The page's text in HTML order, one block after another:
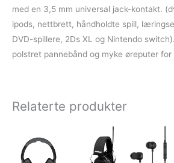
med en 3,5 mm universal jack-kontakt.
ipods, nettbrett, håndholdte spill,
DVD-spillere, 2Ds XL og Nintendo
polstret pannebånd og myke øreputer for
Relaterte produkter